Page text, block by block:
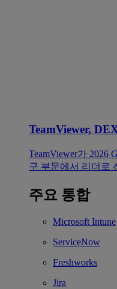
TeamViewer,
TeamViewer가 2026
구 부문에서 리더로
주요 통합
Microsoft Intune
ServiceNow
Freshworks
Jira